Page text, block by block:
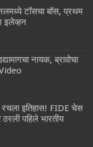
टॉसचा बॉस, प्रथम
इलेव्हन
नायक, ब्रावोचा
Video
इतिहास! FIDE चेस
पहिले भारतीय